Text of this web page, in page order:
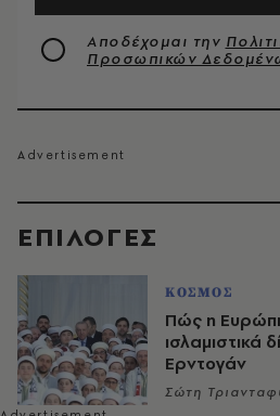
EΠΙΛΟΓΈΣ
ΚΟΣΜΟΣ
Πώς η
ισλαμιστικά
Ερντογάν
Σώτη
Αποδέχομαι την
Προσωπικών